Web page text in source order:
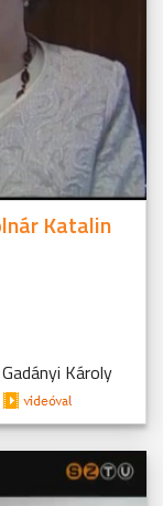
Katalin
Károly